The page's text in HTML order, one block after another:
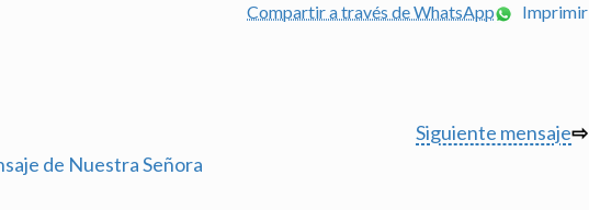
Compartir a través de WhatsApp
Imprimir
Siguiente mensaje⇨
de Nuestra Señora